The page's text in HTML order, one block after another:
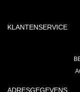
KLANTENSERVICE
ADRESGEGEVENS